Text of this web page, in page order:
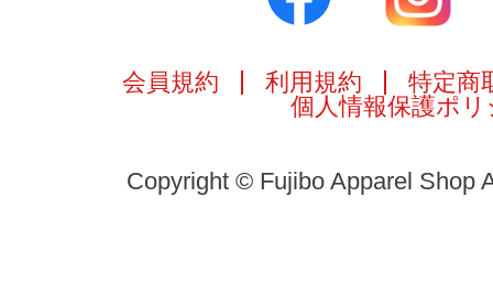
会員規約 利用規約
特定商
個人情報保護ポリ
Copyright © Fujibo Apparel Shop